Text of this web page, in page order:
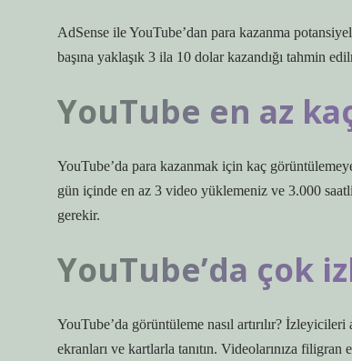
AdSense ile YouTube’dan para kazanma
başına yaklaşık 3 ila 10 dolar kazandığı tahmin
YouTube en az
YouTube’da para kazanmak için kaç
gün içinde en az 3 video yüklemeniz ve 3.000
gerekir.
YouTube’da çok
YouTube’da görüntüleme nasıl artırılır?
ekranları ve kartlarla tanıtın. Videolarınıza